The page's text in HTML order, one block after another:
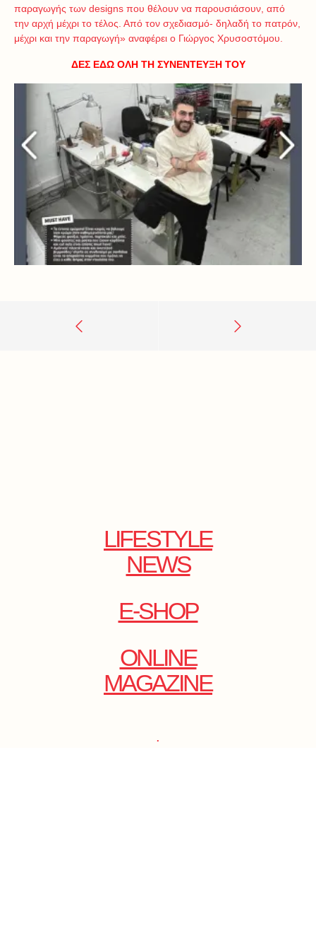
παραγωγής των designs που θέλουν να παρουσιάσουν, από
την αρχή μέχρι το τέλος. Από τον σχεδιασμό- δηλαδή το πατρόν,
μέχρι και την παραγωγή» αναφέρει ο Γιώργος Χρυσοστόμου.
ΔΕΣ ΕΔΩ ΟΛΗ ΤΗ ΣΥΝΕΝΤΕΥΞΗ ΤΟΥ
LIFESTYLE
NEWS
E-SHOP
ONLINE
MAGAZINE
.